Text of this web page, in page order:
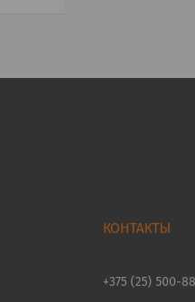
+375 (25) 500-